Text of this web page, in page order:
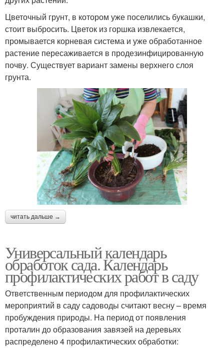
Цветочный грунт, в котором уже поселились букашки,
стоит выбросить. Цветок из горшка извлекается,
промывается корневая система и уже обработанное
растение пересаживается в продезинфицированную
почву. Существует вариант замены верхнего слоя
грунта.
читать дальше →
Универсальный календарь
обработок сада. Календарь
профилактических работ в саду
Ответственным периодом для профилактических
мероприятий в саду садоводы считают весну – время
пробуждения природы. На период от появления
проталин до образования завязей на деревьях
распределено 4 профилактических обработки: